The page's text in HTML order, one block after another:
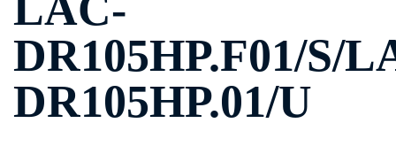
DR105HP.F01/S/
DR105HP.01/U